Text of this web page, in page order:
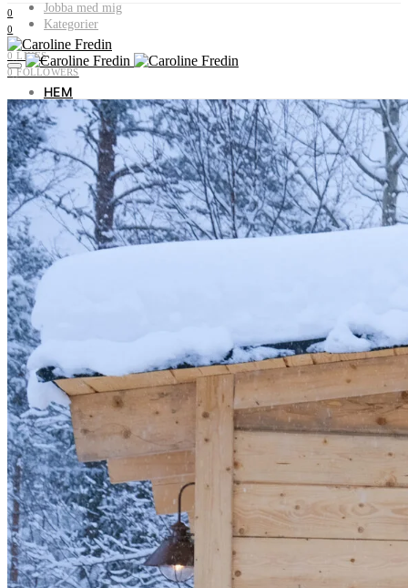
Jobba med mig
Kategorier
0 LIKES
0 FOLLOWERS
0
0
HEM
OM MIG
JOBBA MED MIG
KATEGORIER
Livet i Vemdalen
Profiler & historia
Utflyktstips
Samarbeten & uppdrag
Recept utan gluten & socker
Plocka i naturen